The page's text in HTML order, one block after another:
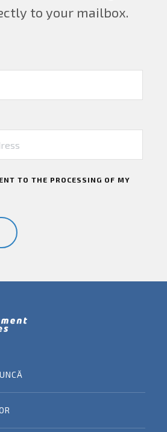
to your mailbox.
TO THE PROCESSING OF MY